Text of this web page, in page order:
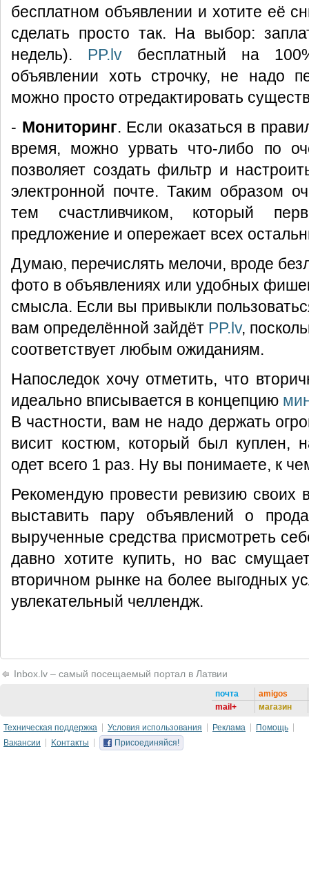
бесплатном объявлении и хотите её
сделать просто так. На выбор:
недель). PP.lv бесплатный на
объявлении хоть строчку, не надо
можно просто отредактировать
- Мониторинг. Если оказаться в
время, можно урвать что-либо по
позволяет создать фильтр и
электронной почте. Таким образом
тем счастливчиком, который
предложение и опережает всех
Думаю, перечислять мелочи, вроде
фото в объявлениях или удобных
смысла. Если вы привыкли
вам определённой зайдёт PP.lv,
соответствует любым ожиданиям.
Напоследок хочу отметить, что
идеально вписывается в концепцию
В частности, вам не надо держать
висит костюм, который был куплен,
одет всего 1 раз. Ну вы понимаете, к
Рекомендую провести ревизию своих
выставить пару объявлений о
вырученные средства присмотреть
давно хотите купить, но вас
вторичном рынке на более выгодных
увлекательный челлендж.
Inbox.lv – самый посещаемый портал в Латвии
почта
mail+
amigos
магазин
Техническая поддержка Условия использования Реклама
Помощь
Вакансии
Kонтакты Присоединяйся!